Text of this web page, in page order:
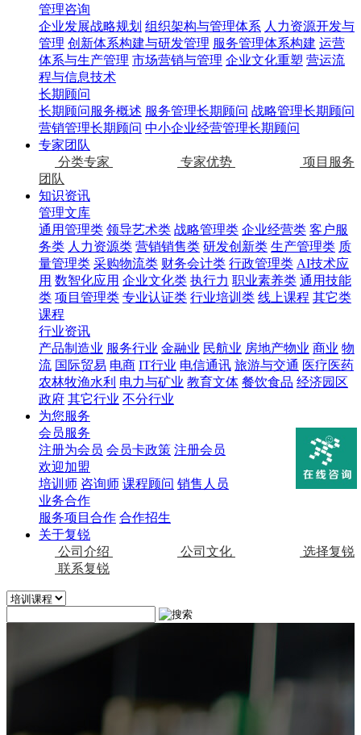
管理咨询
企业发展战略规划 组织架构与管理体系 人力资源开发与
管理 创新体系构建与研发管理 服务管理体系构建 运营
体系与生产管理 市场营销与管理 企业文化重塑 营运流
程与信息技术
长期顾问
长期顾问服务概述 服务管理长期顾问 战略管理长期顾问
营销管理长期顾问 中小企业经营管理长期顾问
专家团队
分类专家
专家优势
项目服务
团队
知识资讯
管理文库
通用管理类 领导艺术类 战略管理类 企业经营类 客户服
务类 人力资源类 营销销售类 研发创新类 生产管理类 质
量管理类 采购物流类 财务会计类 行政管理类 AI技术应
用 数智化应用 企业文化类 执行力 职业素养类 通用技能
类 项目管理类 专业认证类 行业培训类 线上课程 其它类
课程
行业资讯
产品制造业 服务行业 金融业 民航业 房地产物业 商业 物
流 国际贸易 电商 IT行业 电信通讯 旅游与交通 医疗医药
农林牧渔水利 电力与矿业 教育文体 餐饮食品 经济园区
政府 其它行业 不分行业
为您服务
会员服务
注册为会员 会员卡政策 注册会员
欢迎加盟
培训师 咨询师 课程顾问 销售人员
业务合作
服务项目合作 合作招生
关于复锐
公司介绍
公司文化
选择复锐
联系复锐